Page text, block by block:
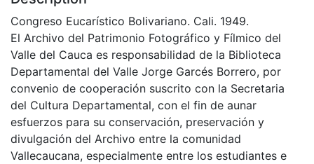
Congreso Eucarístico Bolivariano. Cali. 1949.
El Archivo del Patrimonio Fotográfico y Fílmico del
Valle del Cauca es responsabilidad de la Biblioteca
Departamental del Valle Jorge Garcés Borrero, por
convenio de cooperación suscrito con la Secretaria
del Cultura Departamental, con el fin de aunar
esfuerzos para su conservación, preservación y
divulgación del Archivo entre la comunidad
Vallecaucana, especialmente entre los estudiantes e